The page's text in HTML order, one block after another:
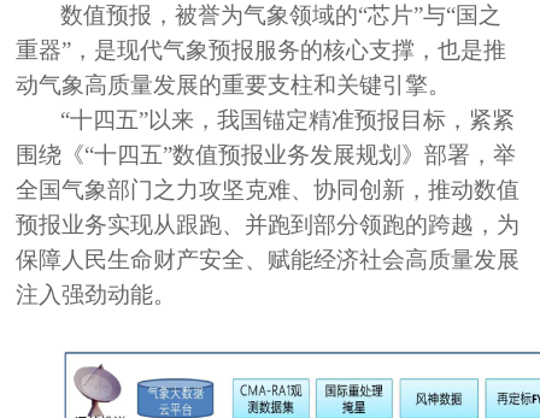
数值预报，被誉为气象领域的“芯片”与“国之
重器”，是现代气象预报服务的核心支撑，也是推
动气象高质量发展的重要支柱和关键引擎。
“十四五”以来，我国锚定精准预报目标，紧紧
围绕《“十四五”数值预报业务发展规划》部署，举
全国气象部门之力攻坚克难、协同创新，推动数值
预报业务实现从跟跑、并跑到部分领跑的跨越，为
保障人民生命财产安全、赋能经济社会高质量发展
注入强劲动能。